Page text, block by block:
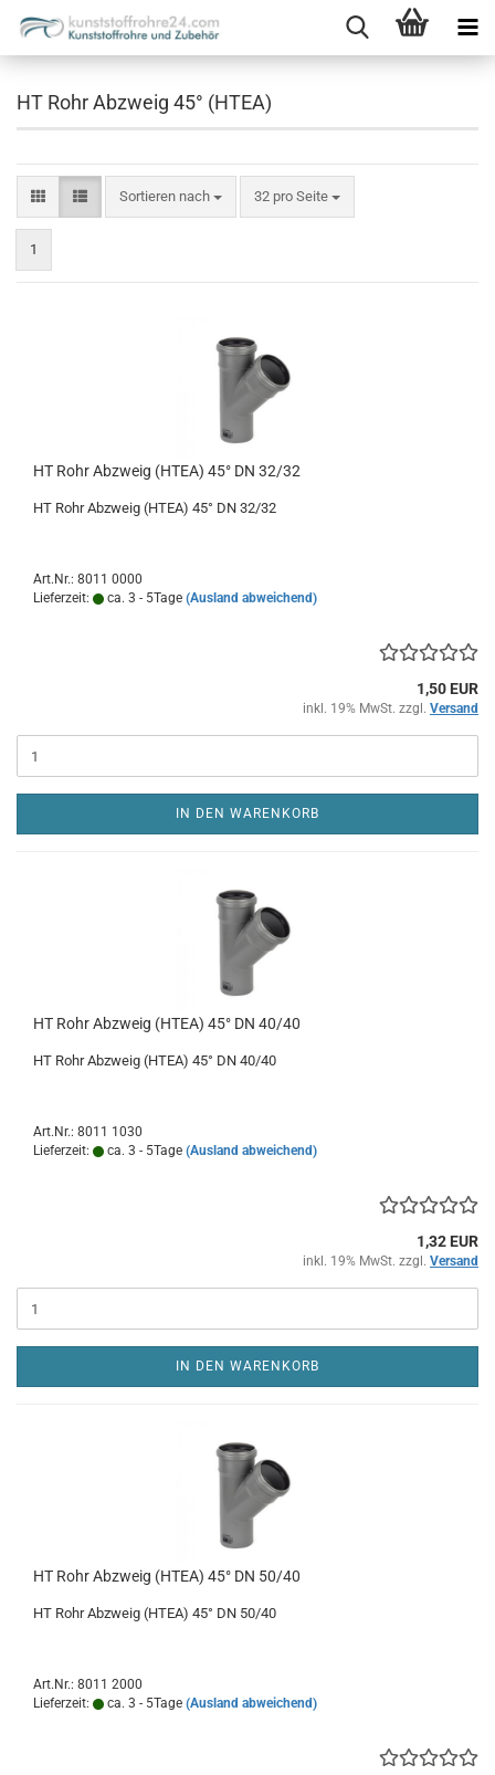
HT Rohr Abzweig 45° (HTEA)
Sortieren nach
Sortieren nach 32 pro Seite
pro Seite
1
HT Rohr Abzweig (HTEA) 45° DN 32/32
HT Rohr Abzweig (HTEA) 45° DN 32/32
Art.Nr.: 8011 0000
Lieferzeit:
ca. 3 - 5Tage (Ausland abweichend)
1,50 EUR
inkl. 19% MwSt. zzgl. Versand
IN DEN WARENKORB
HT Rohr Abzweig (HTEA) 45° DN 40/40
HT Rohr Abzweig (HTEA) 45° DN 40/40
Art.Nr.: 8011 1030
Lieferzeit:
ca. 3 - 5Tage (Ausland abweichend)
1,32 EUR
inkl. 19% MwSt. zzgl. Versand
IN DEN WARENKORB
HT Rohr Abzweig (HTEA) 45° DN 50/40
HT Rohr Abzweig (HTEA) 45° DN 50/40
Art.Nr.: 8011 2000
Lieferzeit:
ca. 3 - 5Tage (Ausland abweichend)